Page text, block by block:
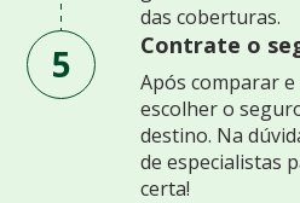
das coberturas.
5 Contrate o
Após comparar
escolher o
destino. Na
de especialistas
certa!